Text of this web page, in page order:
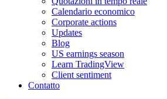
Calendario economico
Corporate actions
Updates
Blog
US earnings season
Learn TradingView
Client sentiment
Contatto